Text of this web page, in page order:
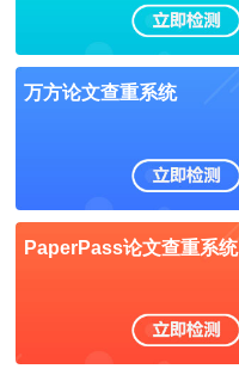
万方论文查重系统
PaperPass论文查重系统